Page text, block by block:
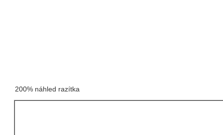
200% náhled razítka